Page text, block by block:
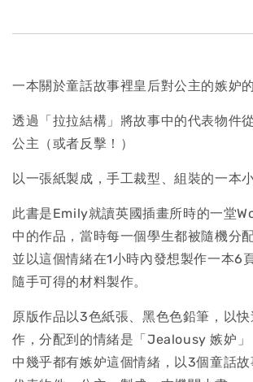
一本關於童話故事裡皇后對公主的嫉妒
透過「拉拉結構」將故事中的代表物件
公主（或者反擊！）
以一張紙製成，手工裁型、組裝的一本
此書是Emily就讀英國插畫所時的一堂
中的作品，當時每一個學生都被隨機分
並以這個情緒在1小時內發想製作一本6
隨手可得的材料製作。
原版作品以3色紙張、黑色色鉛筆，以
作，分配到的情緒是「Jealousy 嫉妒
中幾乎都有嫉妒這個情緒，以3個童話故